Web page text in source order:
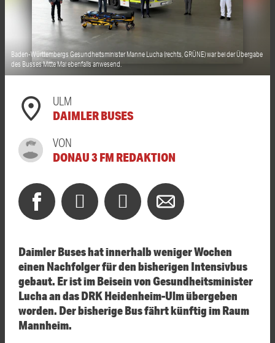
Baden-Württembergs Gesundheitsminister Manne Lucha (rechts, GRÜNE) war bei der Übergabe
des Busses Mitte Mai ebenfalls anwesend.
ULM
DAIMLER BUSES
VON
DONAU 3 FM REDAKTION
Daimler Buses hat innerhalb weniger Wochen
einen Nachfolger für den bisherigen Intensivbus
gebaut. Er ist im Beisein von Gesundheitsminister
Lucha an das DRK Heidenheim-Ulm übergeben
worden. Der bisherige Bus fährt künftig im Raum
Mannheim.